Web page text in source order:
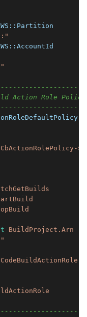
Action Role
BuildProject.Arn